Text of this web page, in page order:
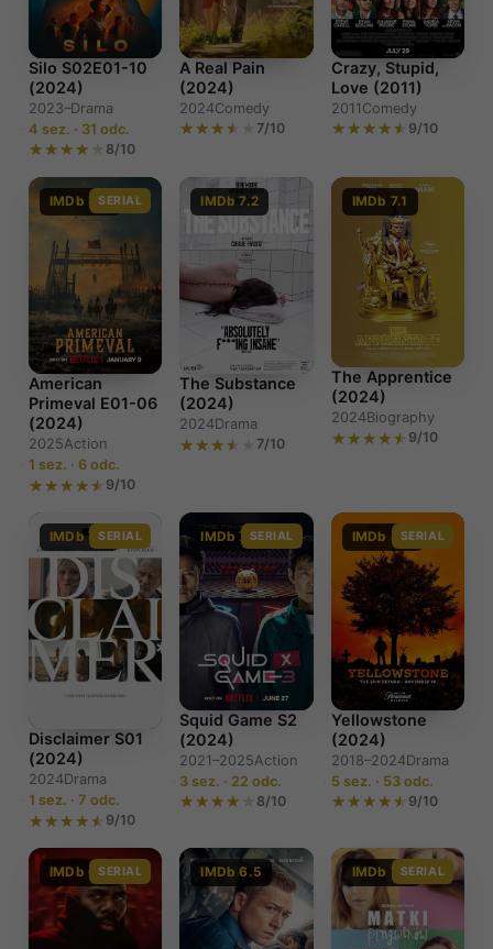
Silo S02E01-10
(2024)
2023–Drama
4 sez. · 31 odc.
8/10
A Real Pain
(2024)
2024Comedy
7/10
Crazy, Stupid,
Love (2011)
2011 Comedy
9/10
IMDb 8.0SERIAL
American
Primeval E01-06
(2024)
2025Action
1 sez. · 6 odc.
9/10
IMDb 7.2
The Substance
(2024)
2024Drama
7/10
IMDb 7.1
The Apprentice
(2024)
2024Biography
9/10
IMDb 7.5SERIAL
Disclaimer S01
(2024)
2024Drama
1 sez. · 7 odc.
9/10
IMDb 7.9SERIAL
Squid Game S2
(2024)
2021–2025Action
3 sez. · 22 odc.
8/10
IMDb 8.6SERIAL
Yellowstone
(2024)
2018–2024Drama
5 sez. · 53 odc.
9/10
IMDb 6.4SERIAL IMDb 6.5 IMDb 7.4SERIAL